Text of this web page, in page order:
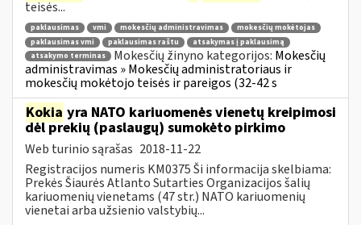
teisės...
paklausimas vmi mokesčių administravimas
mokesčių mokėtojas
paklausimas vmi
paklausimas raštu
atsakymas į paklausimą
atsakymo terminas
Mokesčių žinyno kategorijos: Mokesčių
administravimas » Mokesčių administratoriaus ir
mokesčių mokėtojo teisės ir pareigos (32-42 s
Kokia yra NATO kariuomenės vienetų kreipimosi
dėl prekių (paslaugų) sumokėto pirkimo
Web turinio sąrašas 2018-11-22
Registracijos numeris KM0375 Ši informacija skelbiama:
Prekės Šiaurės Atlanto Sutarties Organizacijos šalių
kariuomenių vienetams (47 str.) NATO kariuomenių
vienetai arba užsienio valstybių...